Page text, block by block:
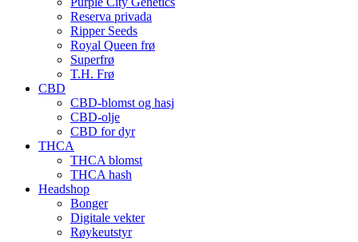
Reserva privada
Ripper Seeds
Royal Queen frø
Superfrø
T.H. Frø
CBD
CBD-blomst og hasj
CBD-olje
CBD for dyr
THCA
THCA blomst
THCA hash
Headshop
Bonger
Digitale vekter
Røykeutstyr